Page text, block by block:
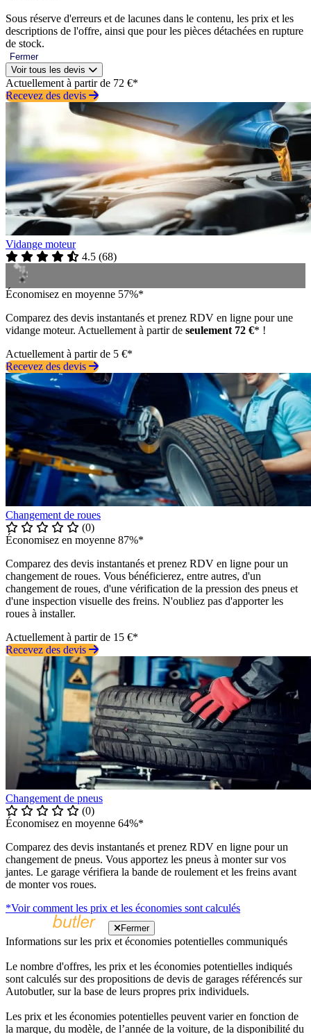
Sous réserve d'erreurs et de lacunes dans le contenu, les prix et les
descriptions de l'offre, ainsi que pour les pièces détachées en rupture
de stock.
Fermer
Voir tous les devis
Actuellement à partir de 72 €*
Recevez des devis
Vidange moteur
4.5 (68)
Économisez en moyenne 57%*
Comparez des devis instantanés et prenez RDV en ligne pour une
vidange moteur. Actuellement à partir de seulement 72 €* !
Actuellement à partir de 5 €*
Recevez des devis
Changement de roues
(0)
Économisez en moyenne 87%*
Comparez des devis instantanés et prenez RDV en ligne pour un
changement de roues. Vous bénéficierez, entre autres, d'un
changement de roues, d'une vérification de la pression des pneus et
d'une inspection visuelle des freins. N'oubliez pas d'apporter les
roues à installer.
Actuellement à partir de 15 €*
Recevez des devis
Changement de pneus
(0)
Économisez en moyenne 64%*
Comparez des devis instantanés et prenez RDV en ligne pour un
changement de pneus. Vous apportez les pneus à monter sur vos
jantes. Le garage vérifiera la bande de roulement et les freins avant
de monter vos roues.
*Voir comment les prix et les économies sont calculés
Fermer
Informations sur les prix et économies potentielles communiqués
Le nombre d'offres, les prix et les économies potentielles indiqués
sont calculés sur des propositions de devis de garages référencés sur
Autobutler, sur la base de leurs propres prix individuels.
Les prix et les économies potentielles peuvent varier en fonction de
la marque, du modèle, de l’année de la voiture, de la disponibilité du